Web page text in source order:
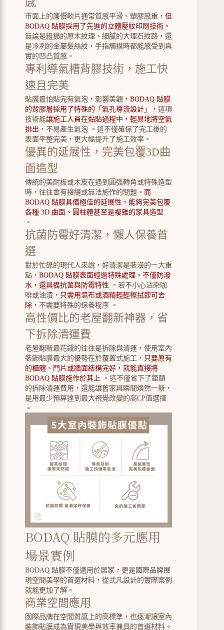
市面上的廉價軟片通常質感平滑、塑膠感重， 但
BODAQ 貼膜採用了先進的立體壓紋印刷技術 。
無論是粗獷的原木紋理、細膩的大理石紋路，還
是冷冽的金屬髮絲紋，手指觸摸時都能感受到真
實的凹凸質感。
專利導氣槽背膠技術，施工快
速且完美
貼膜最怕貼完有氣泡，影響美觀， BODAQ 貼膜
的背膠層採用了特殊的「氣孔導流設計」
，這項
技術能讓施工人員在黏貼過程中，輕易地將空氣
排出 ，不易產生氣泡 。這不僅確保了完工後的
表面平整完美，更大幅提升了施工效率。
優異的延展性，完美包覆3D曲
面造型
傳統的美耐板或木皮在遇到圓弧轉角或特殊造型
時，往往會有接縫或無法施作的問題。 而
BODAQ 貼膜具備極佳的延展性，能夠完美包覆
各種 3D 曲面、圓柱體甚至是複雜的家具造型
。
抗菌防霉好清潔，懶人保養首
選
對於忙碌的現代人來說，好清潔是裝潢的一大重
點， BODAQ 貼膜表面經過特殊處理，不僅防潑
水，還具備抗菌與防霉特性 。若不小心沾染咖
啡或油漬， 只需用濕布或酒精輕輕擦拭即可去
除 ，不需要特殊的保養程序 。
高性價比的老屋翻新神器，省
下拆除清運費
老屋翻新最花錢的往往是拆除與清運，使用室內
裝飾貼膜最大的優勢在於覆蓋式施工， 只要原有
的櫃體、門片或牆面結構完好，就能直接將
BODAQ 貼膜施作於其上 。這不僅省下了鉅額
的拆除清運費用，還能讓舊家具瞬間煥然一新，
是用最少預算達到最大視覺改變的高CP值選擇
。
BODAQ 貼膜的多元應用
場景實例
BODAQ 貼膜不僅適用於居家，更是國際品牌展
現空間美學的首選材料，從弍凡設計的實際案例
就能更加了解。
商業空間應用
國際品牌在空間質感上的高標準，也逐漸讓室內
裝飾貼膜成為實現美學與效率兼具的首選材料。